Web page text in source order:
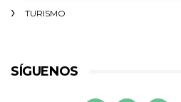
TURISMO
SÍGUENOS